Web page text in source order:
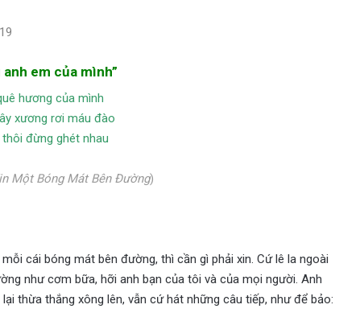
em của mình”
hương của mình
xương rơi máu đào
đừng ghét nhau
Một Bóng Mát Bên Đường)
cái bóng mát bên đường, thì cần gì phải xin. Cứ lê la ngoài
như cơm bữa, hỡi anh bạn của tôi và của mọi người. Anh
thừa thắng xông lên, vẫn cứ hát những câu tiếp, như để bảo: